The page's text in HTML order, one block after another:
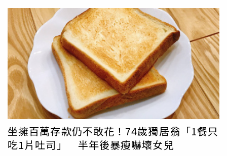
坐擁百萬存款仍不敢花！74歲獨居翁「1餐只
吃1片吐司」 半年後暴瘦嚇壞女兒